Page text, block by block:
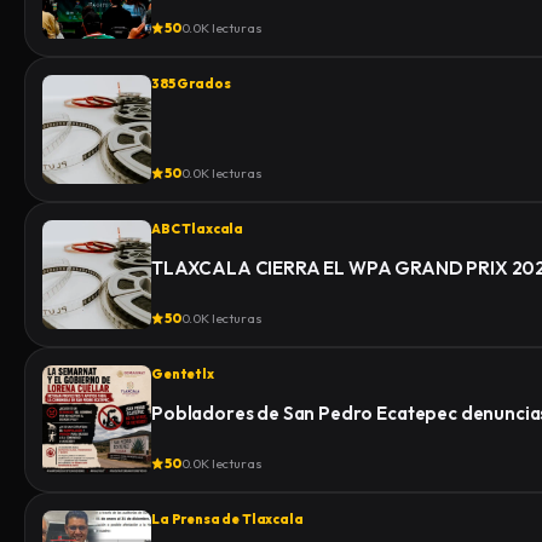
500.0K lecturas
385 Grados
500.0K lecturas
ABC Tlaxcala
TLAXCALA CIERRA EL WPA GRAND PRIX
500.0K lecturas
Gentetlx
Pobladores de San Pedro Ecatepec
500.0K lecturas
La Prensa de Tlaxcala